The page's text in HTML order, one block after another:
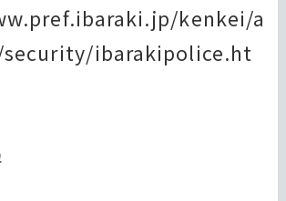
kenkei/a
ibarakipolice.ht